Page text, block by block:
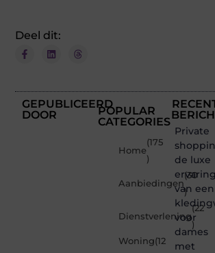
Deel dit:
GEPUBLICEERD
DOOR
POPULAR
CATEGORIES
Home
(175
)
Aanbiedingen
(30
)
Dienstverlening
(22
)
Woning(12
Private
de luxe
ervaring
van een
voor
dames
met